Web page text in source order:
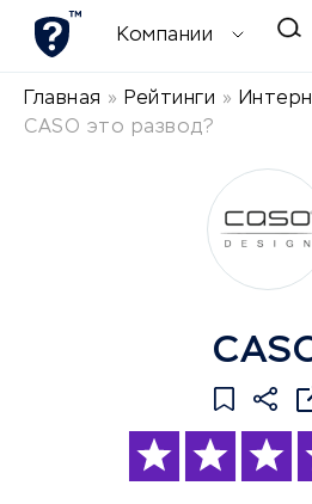
Компании
Главная » Рейтинги »
CASO это развод?